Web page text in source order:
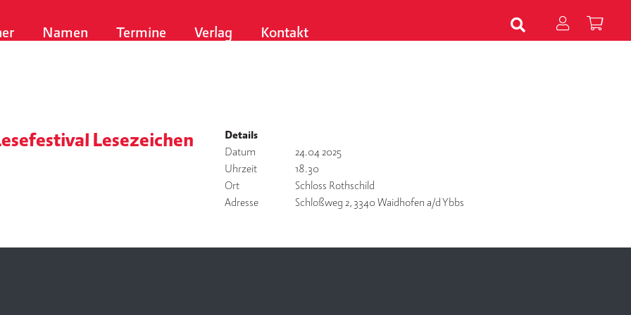
Namen Termine Verlag Kontakt
Lesezeichen
Details
Datum
24.04 2025
Uhrzeit
18.30
Ort
Schloss Rothschild
Adresse
Schloßweg 2, 3340 Waidhofen a/d Ybbs